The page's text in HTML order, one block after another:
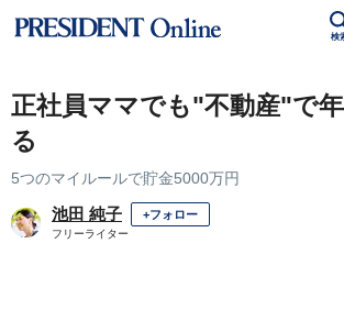
検
正社員ママでも"不動産"で
る
5つのマイルールで貯金5000万円
池田 純子 +フォロー
フリーライター